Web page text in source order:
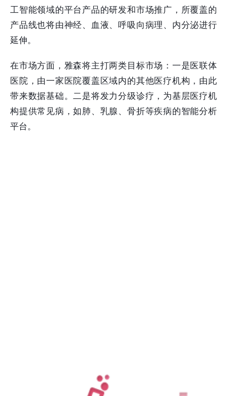
工智能领域的平台产品的研发和市场推广，所覆盖的
产品线也将由神经、血液、呼吸向病理、内分泌进行
延伸。
在市场方面，雅森将主打两类目标市场：一是医联体
医院，由一家医院覆盖区域内的其他医疗机构，由此
带来数据基础。二是将发力分级诊疗，为基层医疗机
构提供常见病，如肺、乳腺、骨折等疾病的智能分析
平台。